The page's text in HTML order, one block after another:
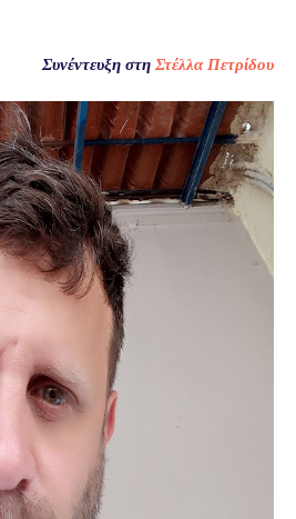
Συνέντευξη στη Στέλλα Πετρίδου